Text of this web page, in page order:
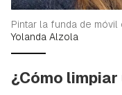
Pintar la funda de móvil
Yolanda Alzola
¿Cómo